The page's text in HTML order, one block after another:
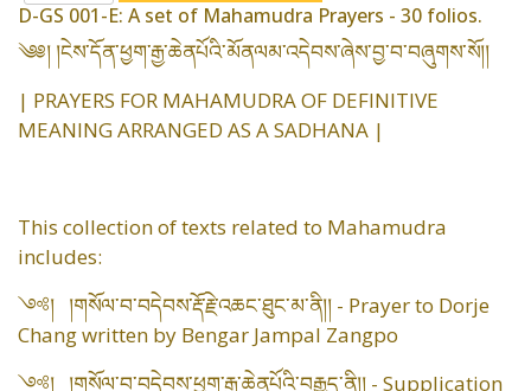
D-GS 001-E: A set of Mahamudra Prayers - 30 folios.
༄༅། །ངེས་དོན་ཕྱག་རྒྱ་ཆེནཔོའི་མོནལམ་འདེབས་ཞེས་བྱ་བ་བཞུགས་སོ།།
| PRAYERS FOR MAHAMUDRA OF DEFINITIVE
MEANING ARRANGED AS A SADHANA |
This collection of texts related to Mahamudra
includes:
༺། །གསོལ་བ་བདེབས་རྡོ་རྗེ་འཆང་ཐུང་མ་ནི།། - Prayer to Dorje
Chang written by Bengar Jampal Zangpo
༺། །གསོལ་བ་བདེབས་ཕྱག་རྒྱ་ཆེནཔོའི་བརྒྱུད་ནི།། - Supplication